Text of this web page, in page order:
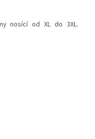
nosící od XL do 3XL.